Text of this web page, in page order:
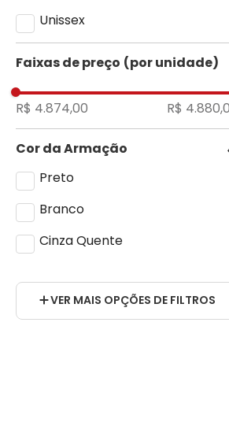
Unissex
Faixas de preço
R$ 4.874,00 R$
Cor da Armação
Preto
Branco
Cinza Quente
Cor da Lente
Transitions Ametista
VER MAIS OPÇÕES DE FILTROS